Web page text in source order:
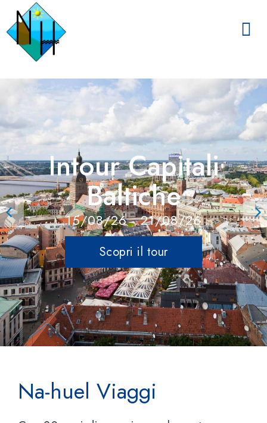
Intour Capitali
Baltiche
15/08/26- 21/08/26
Scopri il tour
Na-huel Viaggi